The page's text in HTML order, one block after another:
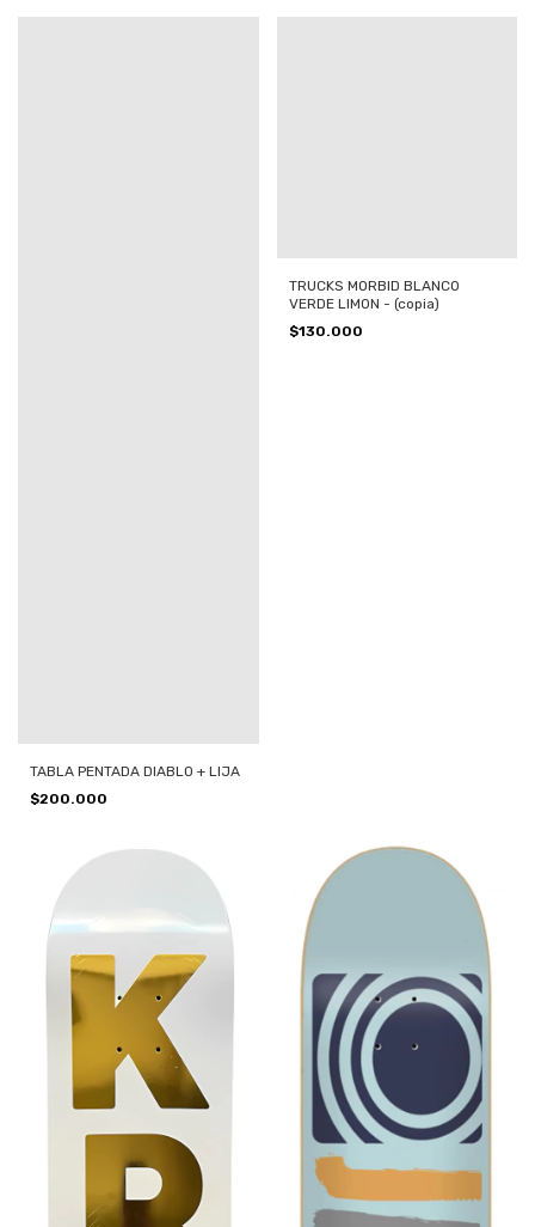
TABLA PENTADA DIABLO + LIJA
$200.000
TRUCKS MORBID BLANCO
VERDE LIMON - (copia)
$130.000